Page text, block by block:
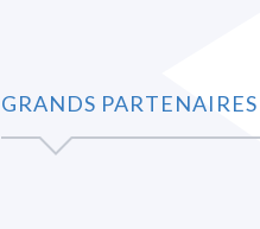
GRANDS PARTENAIRES